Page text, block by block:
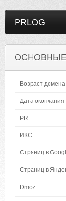
PRLOG
ОСНОВНЫЕ
Возраст домена
Дата окончания
PR
ИКС
Страниц в
Страниц в
Dmoz